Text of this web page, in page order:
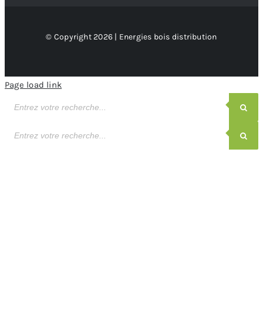
© Copyright 2026 | Energies bois distribution
Page load link
de
de